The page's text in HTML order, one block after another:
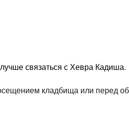
связаться с Хевра Кадиша.
кладбища или перед